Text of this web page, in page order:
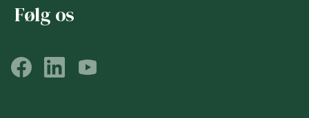
Følg os